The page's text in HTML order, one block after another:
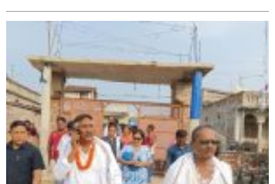
सिराहा-२ मा संजय यादव भिड्ने !